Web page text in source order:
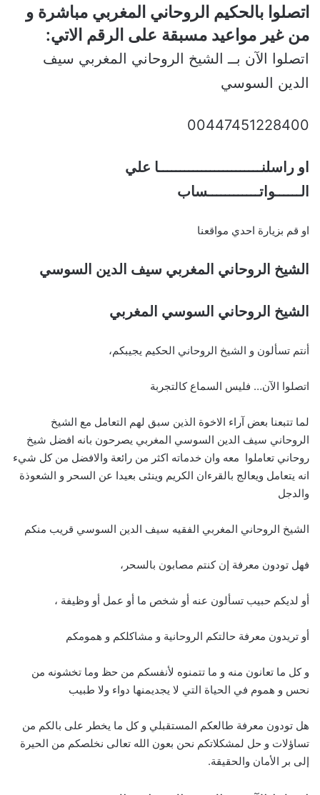
اتصلوا بالحكيم الروحاني المغربي مباشرة و
من غير مواعيد مسبقة على الرقم الاتي:
اتصلوا الآن بــ الشيخ الروحاني المغربي سيف
الدين السوسي
00447451228400
او راسلنــــــــــــــــــــــــا علي
الــــــواتــــــــــــساب
او قم بزيارة احدي مواقعنا
الشيخ الروحاني المغربي سيف الدين السوسي
الشيخ الروحاني السوسي المغربي
أنتم تسألون و الشيخ الروحاني الحكيم يجيبكم،
اتصلوا الآن… فليس السماع كالتجربة
لما تتبعنا بعض آراء الاخوة الذين سبق لهم التعامل مع الشيخ
الروحاني سيف الدين السوسي المغربي يصرحون بانه افضل شيخ
روحاني تعاملوا معه وان خدماته اكثر من رائعة والافضل من كل شيء
انه يتعامل ويعالج بالقرءان الكريم وينئى بعيدا عن السحر و الشعوذة
والدجل
الشيخ الروحاني المغربي الفقيه سيف الدين السوسي قريب منكم
فهل تودون معرفة إن كنتم مصابون بالسحر،
أو لديكم حبيب تسألون عنه أو شخص ما أو عمل أو وظيفة ،
أو تريدون معرفة حالتكم الروحانية و مشاكلكم و همومكم
و كل ما تعانون منه و ما تتمنوه لأنفسكم من حظ وما تخشونه من
نحس و هموم في الحياة التي لا يجديمنها دواء ولا طبيب
هل تودون معرفة طالعكم المستقبلي و كل ما يخطر على بالكم من
تساؤلات و حل لمشكلاتكم نحن بعون الله تعالى نخلصكم من الحيرة
إلى بر الأمان والحقيقة.